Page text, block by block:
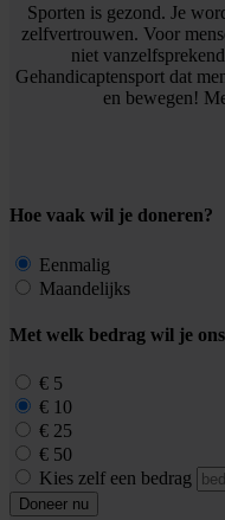
Sporten is gezond. Je
zelfvertrouwen. Voor
niet
Gehandicaptensport dat
en bewegen!
Hoe vaak wil je doneren?
Eenmalig
Maandelijks
Met welk bedrag wil je
€ 5
€ 10
€ 25
€ 50
Kies zelf een bedrag
Doneer nu